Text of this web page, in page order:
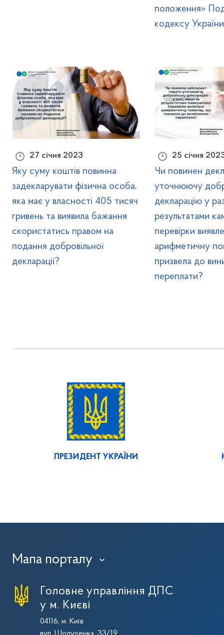
положення»
кодексу
27 січня 2023
Яку суму коштів повинна
задекларувати фізична особа,
яка має у власності 405 тисяч
гривень та виявила бажання
скористатись правом на
подання добровільної
декларації?
25 січня
Чи повинен
уточнюючу
декларацію у
результатами
перевірки
арифметичну
призвела до
переплати?
ПРЕЗИДЕНТ УКРАЇНИ
Мапа порталу ›
Головне управління ДПС
у м. Києві
04116, м. Київ
вул. Шолуденка, 33/19